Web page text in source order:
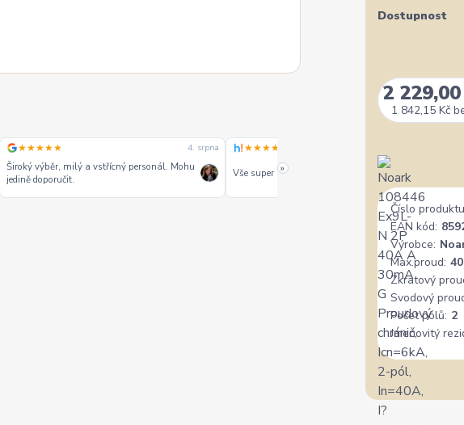
★★★★★ 4. srpna
Široký výběr, milý a vstřícný personál. Mohu
jedině doporučit.
★★★★★
Vše super »
Dostupnost
2
1 842,15 Kč
Číslo
EAN kód:
Výrobce:
Max.proud:
Zkratový
Svodový
Počet pólů: 2
Jmenovitý